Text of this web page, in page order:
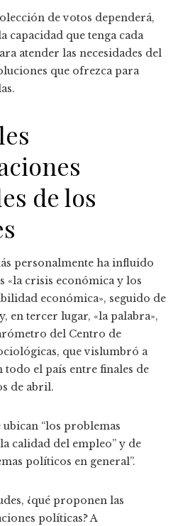
de votos dependerá,
capacidad que tenga cada
atender las necesidades del
que ofrezca para
de los
personalmente ha influido
«la crisis económica y los
económica», seguido de
en tercer lugar, «la palabra»,
del Centro de
que vislumbró a
todo el país entre finales de
de abril.
“los problemas
calidad del empleo” y de
políticos en general”.
¿qué proponen las
políticas? A